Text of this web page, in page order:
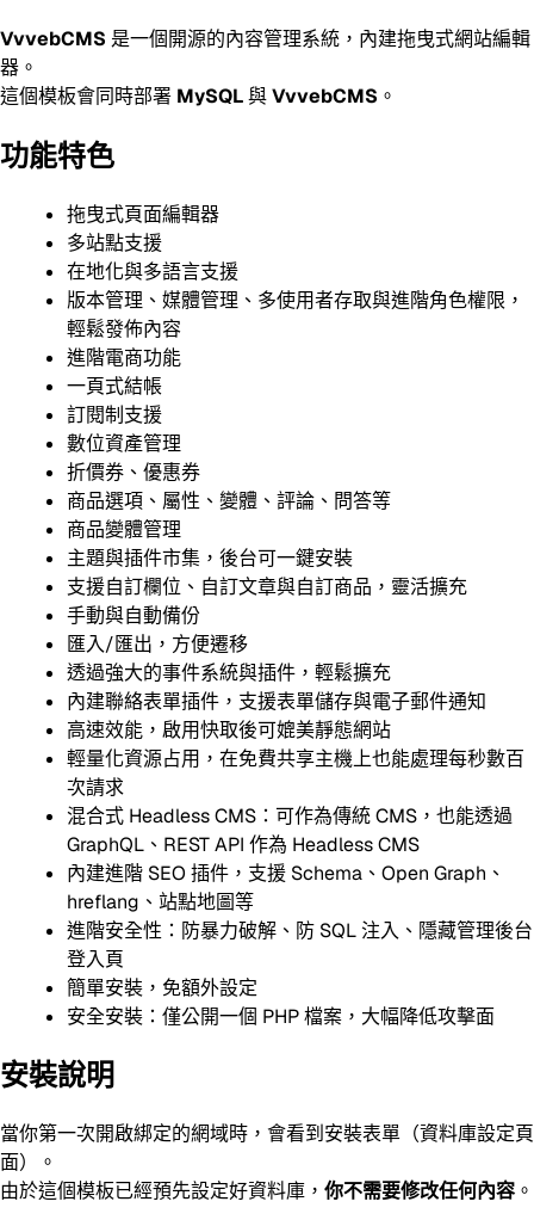
VvvebCMS 是一個開源的內容管理系統，內建拖曳式網站編輯
器。
這個模板會同時部署 MySQL與VvvebCMS 。
功能特色
拖曳式頁面編輯器
多站點支援
在地化與多語言支援
版本管理、媒體管理、多使用者存取與進階角色權限，
輕鬆發佈內容
進階電商功能
一頁式結帳
訂閱制支援
數位資產管理
折價券、優惠券
商品選項、屬性、變體、評論、問答等
商品變體管理
主題與插件市集，後台可一鍵安裝
支援自訂欄位、自訂文章與自訂商品，靈活擴充
手動與自動備份
匯入/匯出，方便遷移
透過強大的事件系統與插件，輕鬆擴充
內建聯絡表單插件，支援表單儲存與電子郵件通知
高速效能，啟用快取後可媲美靜態網站
輕量化資源占用，在免費共享主機上也能處理每秒數百
次請求
混合式 Headless CMS：可作為傳統 CMS，也能透過
GraphQL、REST API 作為 Headless CMS
內建進階 SEO 插件，支援 Schema、Open Graph、
hreflang、站點地圖等
進階安全性：防暴力破解、防 SQL 注入、隱藏管理後台
登入頁
簡單安裝，免額外設定
安全安裝：僅公開一個 PHP 檔案，大幅降低攻擊面
安裝說明
當你第一次開啟綁定的網域時，會看到安裝表單（資料庫設定頁
面）。
由於這個模板已經預先設定好資料庫， 你不需要修改任何內容 。